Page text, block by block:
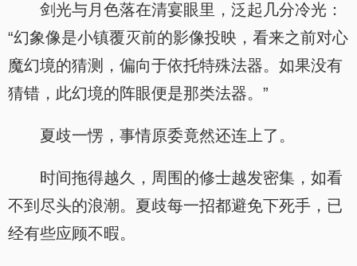
剑光与月色落在清宴眼里，泛起几分冷光：
“幻象像是小镇覆灭前的影像投映，看来之前对心
魔幻境的猜测，偏向于依托特殊法器。如果没有
猜错，此幻境的阵眼便是那类法器。”
夏歧一愣，事情原委竟然还连上了。
时间拖得越久，周围的修士越发密集，如看
不到尽头的浪潮。夏歧每一招都避免下死手，已
经有些应顾不暇。